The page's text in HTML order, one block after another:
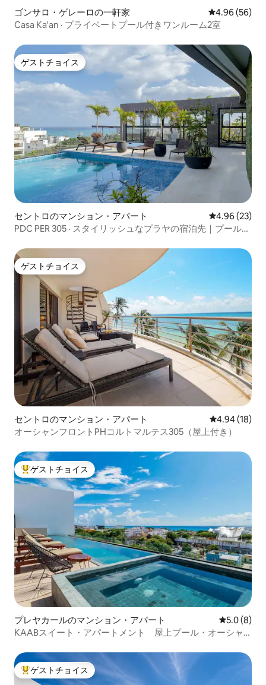
ゴンサロ・ゲレーロの一軒家 レビュー56
4.96 (56)
Casa Ka'an · プライベートプール付きワンルーム2室
ゲストチョイス
ゲストチョイス
セントロのマンション・アパート レビュー23
4.96 (23)
PDC PER 305 · スタイリッシュなプラヤの宿泊先｜プール、
ゲストチョイス
ゲストチョイス
セントロのマンション・アパート レビュー18
4.94 (18)
オーシャンフロントPHコルトマルテス305（屋上付き）
大好評のゲストチョイスです。
ゲストチョイス
プレヤカールのマンション・アパート レビュー8
5.0 (8)
KAABスイート・アパートメント 屋上プール・オーシャ
大好評のゲストチョイスです。
ゲストチョイス